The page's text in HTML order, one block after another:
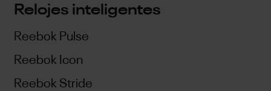
Relojes inteligentes
Reebok Pulse
Reebok Icon
Reebok Stride